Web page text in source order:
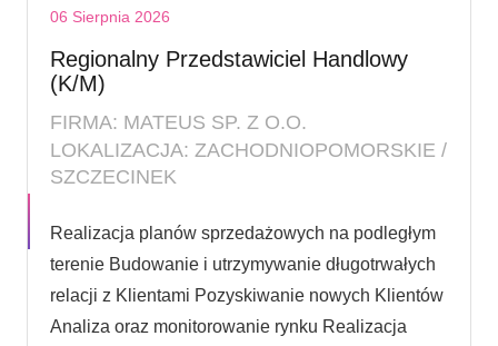
06 Sierpnia 2026
Regionalny Przedstawiciel Handlowy
(K/M)
FIRMA: MATEUS SP. Z O.O.
LOKALIZACJA: ZACHODNIOPOMORSKIE /
SZCZECINEK
Realizacja planów sprzedażowych na podległym
terenie Budowanie i utrzymywanie długotrwałych
relacji z Klientami Pozyskiwanie nowych Klientów
Analiza oraz monitorowanie rynku Realizacja